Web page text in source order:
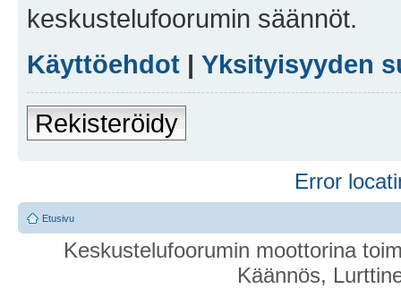
keskustelufoorumin säännöt.
Käyttöehdot | Yksityisyyden
Rekisteröidy
Error
Etusivu
Keskustelufoorumin moottorina
Käännös,